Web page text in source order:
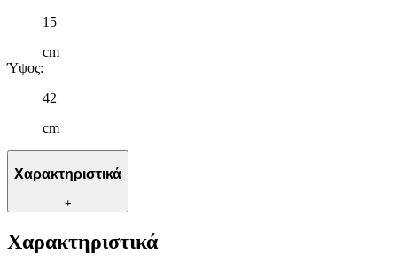
15
cm
Ύψος:
42
cm
Χαρακτηριστικά
+
Χαρακτηριστικά